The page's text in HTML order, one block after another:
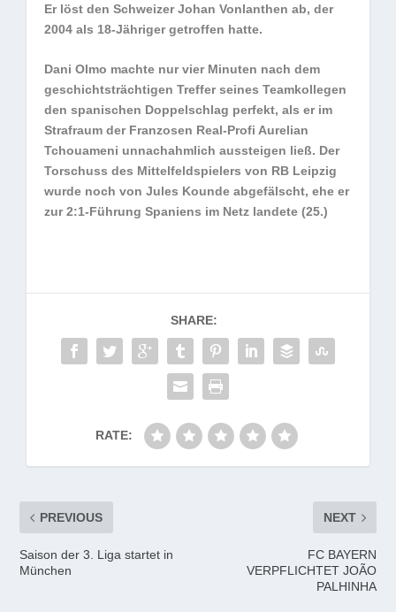
Er löst den Schweizer Johan Vonlanthen ab, der
2004 als 18-Jähriger getroffen hatte.
Dani Olmo machte nur vier Minuten nach dem
geschichtsträchtigen Treffer seines Teamkollegen
den spanischen Doppelschlag perfekt, als er im
Strafraum der Franzosen Real-Profi Aurelian
Tchouameni unnachahmlich aussteigen ließ. Der
Torschuss des Mittelfeldspielers von RB Leipzig
wurde noch von Jules Kounde abgefälscht, ehe er
zur 2:1-Führung Spaniens im Netz landete (25.)
SHARE:
RATE:
PREVIOUS
Saison der 3. Liga startet in
München
NEXT
FC BAYERN
VERPFLICHTET JOÃO
PALHINHA